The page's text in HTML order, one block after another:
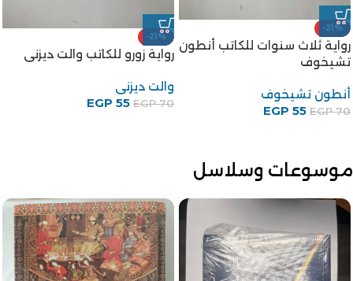
-21%
رواية ثلاث سنوات للكاتب أنطون
تشيخوف
أنطون تشيخوف
EGP70
EGP 55
-21%
رواية زورو للكاتب والت ديزنى
والت ديزنى
EGP70
EGP 55
موسوعات وسلاسل